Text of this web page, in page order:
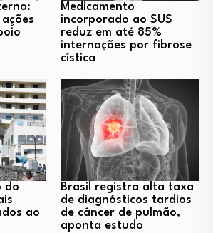
Medicamento
incorporado ao SUS
reduz em até 85%
internações por fibrose
cística
do
ao
Brasil registra alta taxa
de diagnósticos tardios
de câncer de pulmão,
aponta estudo